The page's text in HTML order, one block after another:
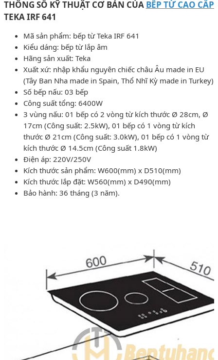
THÔNG SỐ KỸ THUẬT CƠ BẢN CỦA BẾP TỪ CAO CẤP
TEKA IRF 641
Mã sản phẩm: bếp từ Teka IRF 641
Kiểu dáng: bếp từ lắp âm
Hãng sản xuất: Teka
Xuất xứ: nhập khẩu nguyên chiếc châu Âu made in EU
(Tây Ban Nha made in Spain, Thổ Nhĩ Kỳ made in Turkey)
Số bếp nấu: 03 bếp
Công suất tổng: 6400W
3 vùng nấu: 01 bếp có 2 vòng từ kích thước Ø 28cm, Ø
17cm (Công suất: 2.5kW), 01 bếp có 1 vòng từ kích
thước Ø 21cm (Công suất: 3.0kW), 01 bếp có 1 vòng từ
kích thước Ø 14.5cm (Công suất 1.8kW)
Điện áp: 220V/250V
Kích thước sản phẩm: W600(mm) x D510(mm)
Kích thước lắp đặt: W560(mm) x D490(mm)
Bảo hành: 36 tháng (3 năm).